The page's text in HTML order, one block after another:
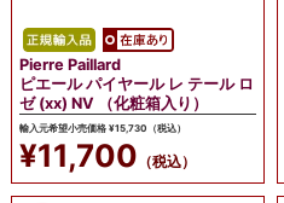
Pierre Paillard
ピエール パイヤール レ テール ロ
ゼ (xx) NV （化粧箱入り）
輸入元希望小売価格 ¥15,730（税込）
¥11,700 （税込）